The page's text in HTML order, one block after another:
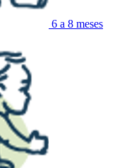
6 a 8 meses